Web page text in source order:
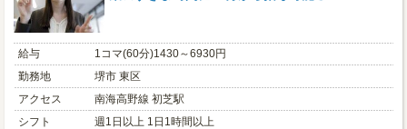
給与
1コマ(60分)1430～6930円
勤務地
堺市 東区
アクセス
南海高野線 初芝駅
シフト
週1日以上 1日1時間以上